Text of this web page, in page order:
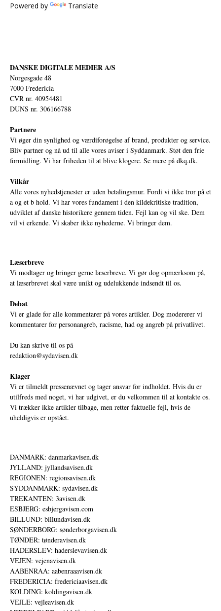
Powered by Translate
DANSKE DIGITALE MEDIER A/S
Norgesgade 48
7000 Fredericia
CVR nr. 40954481
DUNS nr. 306166788
Partnere
Vi øger din synlighed og værdiforøgelse af brand, produkter og service.
Bliv partner og nå ud til alle vores aviser i Syddanmark. Støt den frie
formidling. Vi har friheden til at blive klogere. Se mere på dkq.dk.
Vilkår
Alle vores nyhedstjenester er uden betalingsmur. Fordi vi ikke tror på et
a og et b hold. Vi har vores fundament i den kildekritiske tradition,
udviklet af danske historikere gennem tiden. Fejl kan og vil ske. Dem
vil vi erkende. Vi skaber ikke nyhederne. Vi bringer dem.
Læserbreve
Vi modtager og bringer gerne læserbreve. Vi gør dog opmærksom på,
at læserbrevet skal være unikt og udelukkende indsendt til os.
Debat
Vi er glade for alle kommentarer på vores artikler. Dog modererer vi
kommentarer for personangreb, racisme, had og angreb på privatlivet.
Du kan skrive til os på
redaktion@sydavisen.dk
Klager
Vi er tilmeldt pressenævnet og tager ansvar for indholdet. Hvis du er
utilfreds med noget, vi har udgivet, er du velkommen til at kontakte os.
Vi trækker ikke artikler tilbage, men retter faktuelle fejl, hvis de
uheldigvis er opstået.
DANMARK: danmarkavisen.dk
JYLLAND: jyllandsavisen.dk
REGIONEN: regionsavisen.dk
SYDDANMARK: sydavisen.dk
TREKANTEN: 3avisen.dk
ESBJERG: esbjergavisen.com
BILLUND: billundavisen.dk
SØNDERBORG: sønderborgavisen.dk
TØNDER: tønderavisen.dk
HADERSLEV: haderslevavisen.dk
VEJEN: vejenavisen.dk
AABENRAA: aabenraaavisen.dk
FREDERICIA: fredericiaavisen.dk
KOLDING: koldingavisen.dk
VEJLE: vejleavisen.dk